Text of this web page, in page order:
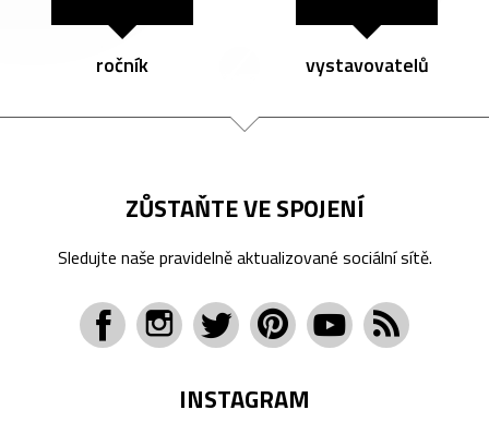
ročník vystavovatelů
ZŮSTAŇTE VE SPOJENÍ
Sledujte naše pravidelně aktualizované sociální sítě.
INSTAGRAM